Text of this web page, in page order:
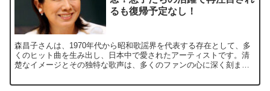
るも復帰予定なし！
森昌子さんは、1970年代から昭和歌謡界を代表する存在として、多
くのヒット曲を生み出し、日本中で愛されたアーティストです。清
楚なイメージとその独特な歌声は、多くのファンの心に深く刻まれ